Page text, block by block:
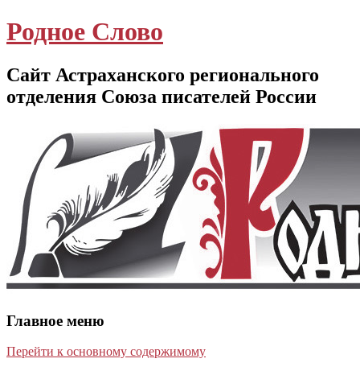
Родное Слово
Сайт Астраханского регионального
отделения Союза писателей России
Главное меню
Перейти к основному содержимому